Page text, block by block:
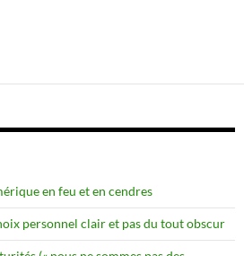
en feu et en cendres
personnel clair et pas du tout obscur